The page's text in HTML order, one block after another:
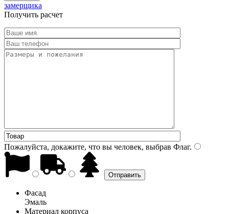
замерщика
Получить расчет
Пожалуйста, докажите, что вы человек, выбрав Флаг.
Фасад
Эмаль
Материал корпуса